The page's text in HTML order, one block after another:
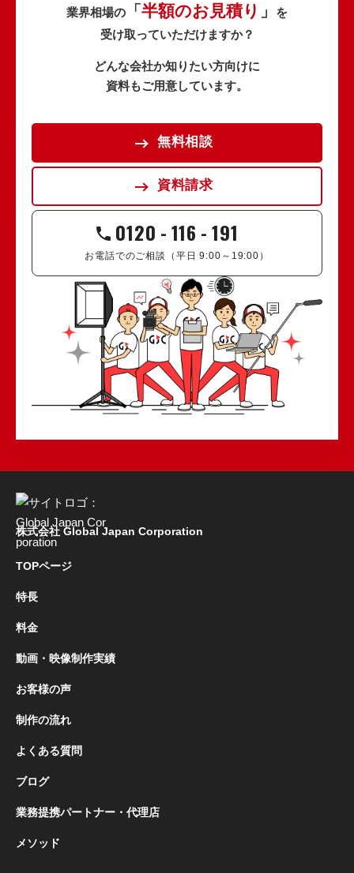
業界相場の
「 半額のお見積り 」
を
受け取っていただけますか？
どんな会社か知りたい方向けに
資料もご用意しています。
無料相談
資料請求
0120 -116 -191
お電話でのご相談（平日 9:00～19:00）
株式会社 Global Japan Corporation
TOPページ
特長
料金
動画・映像制作実績
お客様の声
制作の流れ
よくある質問
ブログ
業務提携パートナー・代理店
メソッド